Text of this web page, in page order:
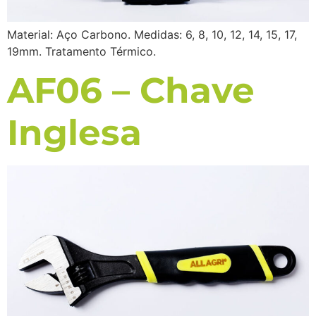
Material: Aço Carbono. Medidas: 6, 8, 10, 12, 14, 15, 17,
19mm. Tratamento Térmico.
AF06 – Chave
Inglesa